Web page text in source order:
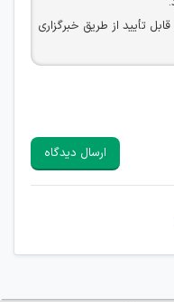
تأیید از طریق خبرگزاری
طریقی قصد مأیوس کردن
افراد (مسئول و غیر مسئول)
حضوری چه به صورت دسته
ارسال دیدگاه